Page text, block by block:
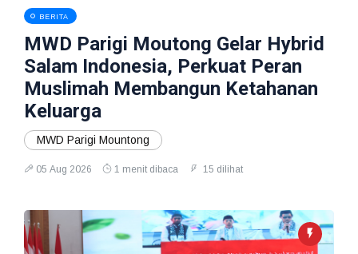
BERITA
MWD Parigi Moutong Gelar Hybrid
Salam Indonesia, Perkuat Peran
Muslimah Membangun Ketahanan
Keluarga
MWD Parigi Mountong
05 Aug 2026 1 menit dibaca 15 dilihat